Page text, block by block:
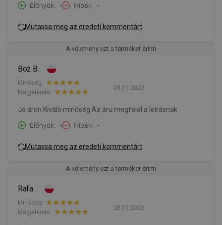
Előnyök
- Hibák -
Mutassa meg az eredeti kommentárt
A vélemény ezt a terméket érinti
Boż B.
09-11-2023
Minőség:
Megjelenés:
Jó áron Kiváló minőség Az áru megfelel a leírásnak
Előnyök
- Hibák -
Mutassa meg az eredeti kommentárt
A vélemény ezt a terméket érinti
Rafa .
28-10-2023
Minőség:
Megjelenés: